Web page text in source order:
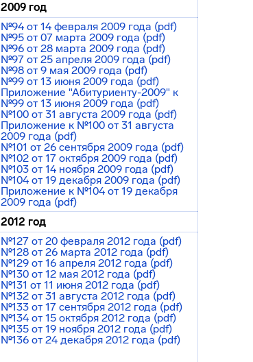
2009 год
№94 от 14 февраля 2009 года (pdf)
№95 от 07 марта 2009 года (pdf)
№96 от 28 марта 2009 года (pdf)
№97 от 25 апреля 2009 года (pdf)
№98 от 9 мая 2009 года (pdf)
№99 от 13 июня 2009 года (pdf)
Приложение "Абитуриенту-2009" к
№99 от 13 июня 2009 года (pdf)
№100 от 31 августа 2009 года (pdf)
Приложение к №100 от 31 августа
2009 года (pdf)
№101 от 26 сентября 2009 года (pdf)
№102 от 17 октября 2009 года (pdf)
№103 от 14 ноября 2009 года (pdf)
№104 от 19 декабря 2009 года (pdf)
Приложение к №104 от 19 декабря
2009 года (pdf)
2012 год
№127 от 20 февраля 2012 года (pdf)
№128 от 26 марта 2012 года (pdf)
№129 от 16 апреля 2012 года (pdf)
№130 от 12 мая 2012 года (pdf)
№131 от 11 июня 2012 года (pdf)
№132 от 31 августа 2012 года (pdf)
№133 от 17 сентября 2012 года (pdf)
№134 от 15 октября 2012 года (pdf)
№135 от 19 ноября 2012 года (pdf)
№136 от 24 декабря 2012 года (pdf)